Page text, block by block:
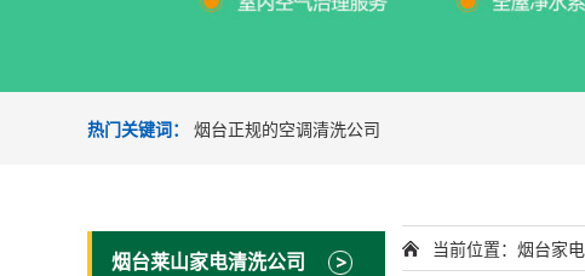
热门关键词： 烟台正规的空调清洗公司
烟台莱山家电清洗公司 当前位置： 烟台家